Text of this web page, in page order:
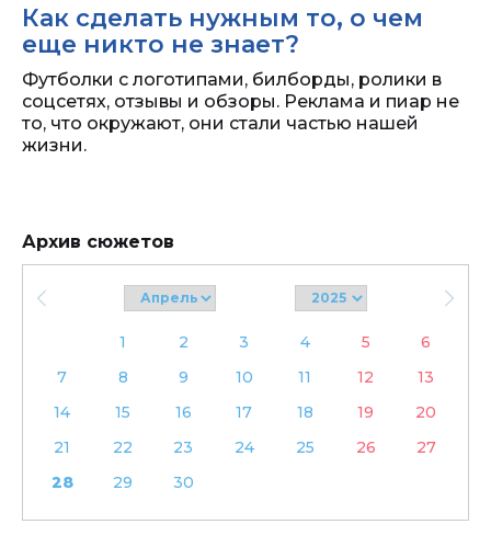
Как сделать нужным то, о чем
еще никто не знает?
Футболки с логотипами, билборды, ролики в
соцсетях, отзывы и обзоры. Реклама и пиар не
то, что окружают, они стали частью нашей
жизни.
Архив сюжетов
1 2 3 4 5
6
7
8 9 10 11 12
13
14
15 16 17 18 19
20
21
22 23 24 25 26
27
28
29 30